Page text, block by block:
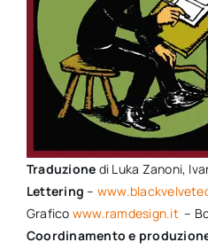
Newsletter
Traduzione di Luka Zanoni,
Lettering –
Grafico www.ramdesign.it –
Coordinamento e